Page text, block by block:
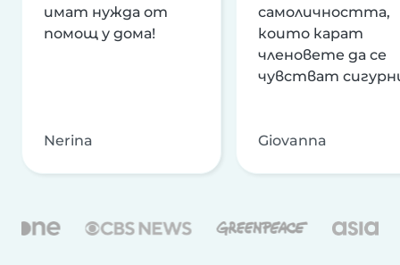
имат нужда от
помощ у дома!
Nerina
самоличността,
които карат
членовете да се
чувстват
Giovanna